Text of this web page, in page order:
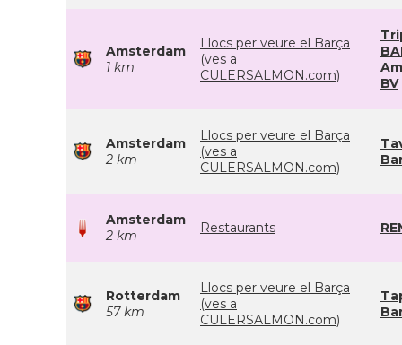
Amsterdam
1 km
Llocs per veure el Barça
(ves a
CULERSALMON.com)
BV
Amsterdam
2 km
Llocs per veure el Barça
(ves a
CULERSALMON.com)
Amsterdam
2 km
Restaurants
Rotterdam
57 km
Llocs per veure el Barça
(ves a
CULERSALMON.com)